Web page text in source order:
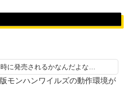
に発売されるかなんだよな…
モンハンワイルズの動作環境が